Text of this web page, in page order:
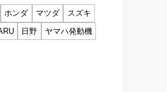
ホンダ マツダ
スズキ
日野 ヤマハ発動機